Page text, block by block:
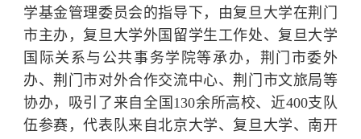
学基金管理委员会的指导下，由复旦大学在荆门
市主办，复旦大学外国留学生工作处、复旦大学
国际关系与公共事务学院等承办，荆门市委外
办、荆门市对外合作交流中心、荆门市文旅局等
协办，吸引了来自全国130余所高校、近400支队
伍参赛，代表队来自北京大学、复旦大学、南开